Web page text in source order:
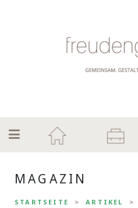
MAGAZIN
STARTSEITE ARTIKEL